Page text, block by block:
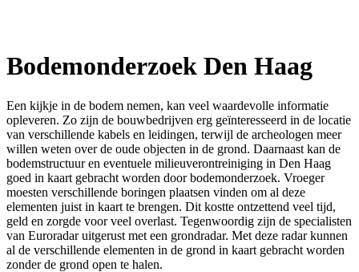
Bodemonderzoek Den Haag
Een kijkje in de bodem nemen, kan veel waardevolle informatie
opleveren. Zo zijn de bouwbedrijven erg geïnteresseerd in de locatie
van verschillende kabels en leidingen, terwijl de archeologen meer
willen weten over de oude objecten in de grond. Daarnaast kan de
bodemstructuur en eventuele milieuverontreiniging in Den Haag
goed in kaart gebracht worden door bodemonderzoek. Vroeger
moesten verschillende boringen plaatsen vinden om al deze
elementen juist in kaart te brengen. Dit kostte ontzettend veel tijd,
geld en zorgde voor veel overlast. Tegenwoordig zijn de specialisten
van Euroradar uitgerust met een grondradar. Met deze radar kunnen
al de verschillende elementen in de grond in kaart gebracht worden
zonder de grond open te halen.